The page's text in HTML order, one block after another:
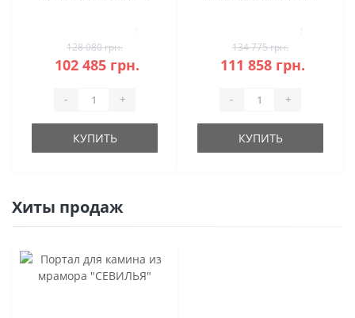
128 080 грн.
102 485 грн.
- +
КУПИТЬ
134 775 грн.
111 858 грн.
- +
КУПИТЬ
Хиты продаж